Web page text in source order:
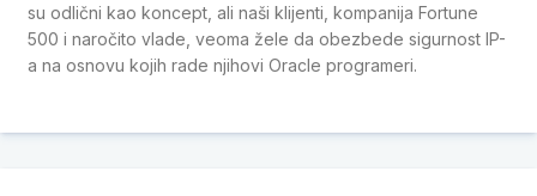
su odlični kao koncept, ali naši klijenti, kompanija Fortune
500 i naročito vlade, veoma žele da obezbede sigurnost IP-
a na osnovu kojih rade njihovi Oracle programeri.